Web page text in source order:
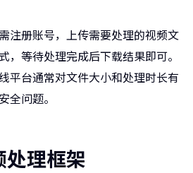
注册账号，上传需要处理的视频文
，等待处理完成后下载结果即可。
平台通常对文件大小和处理时长有
全问题。
理框架